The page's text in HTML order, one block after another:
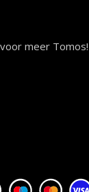
meer Tomos!